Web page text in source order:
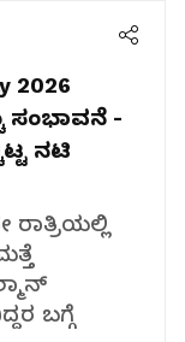
2026
ಸಂಭಾವನೆ -
ನಟಿ
ಬಗ್ಗೆ